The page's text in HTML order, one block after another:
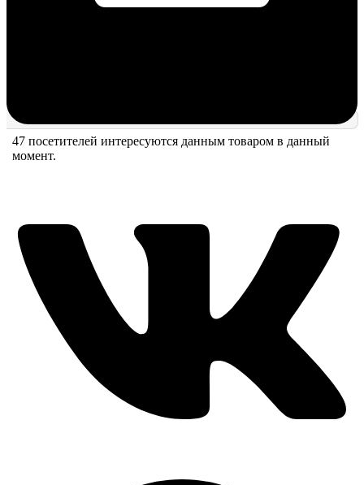
47 посетителей интересуются данным товаром в данный
момент.